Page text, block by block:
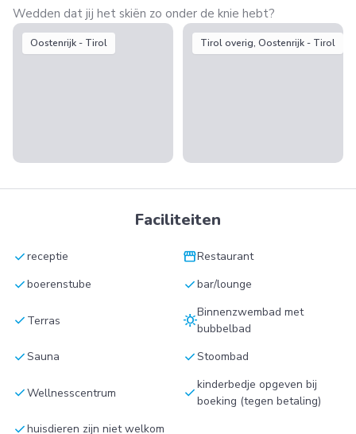
Wedden dat jij het skiën zo onder de knie hebt?
Oostenrijk - Tirol Tirol overig, Oostenrijk - Tirol
Faciliteiten
checkreceptie storefrontRestaurant
checkboerenstube checkbar/lounge
check Terras sunnyBinnenzwembad met
bubbelbad
checkSauna checkStoombad
checkWellnesscentrum checkkinderbedje opgeven bij
boeking (tegen betaling)
checkhuisdieren zijn niet welkom